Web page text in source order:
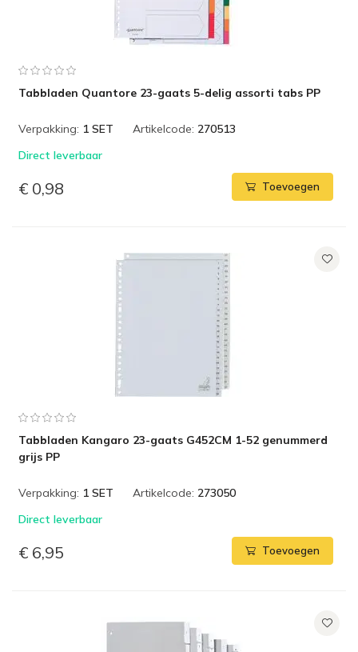
Tabbladen Quantore 23-gaats 5-delig assorti tabs PP
Verpakking: 1 SET Artikelcode: 270513
Direct leverbaar
€ 0,98 Toevoegen
Tabbladen Kangaro 23-gaats G452CM 1-52 genummerd
grijs PP
Verpakking: 1 SET Artikelcode: 273050
Direct leverbaar
€ 6,95 Toevoegen